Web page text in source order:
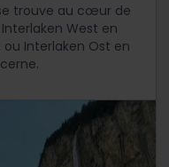
trouve au cœur de
West en
Interlaken Ost en